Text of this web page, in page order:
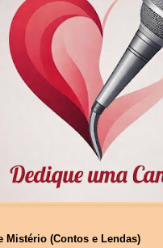
Mistério (Contos e Lendas)